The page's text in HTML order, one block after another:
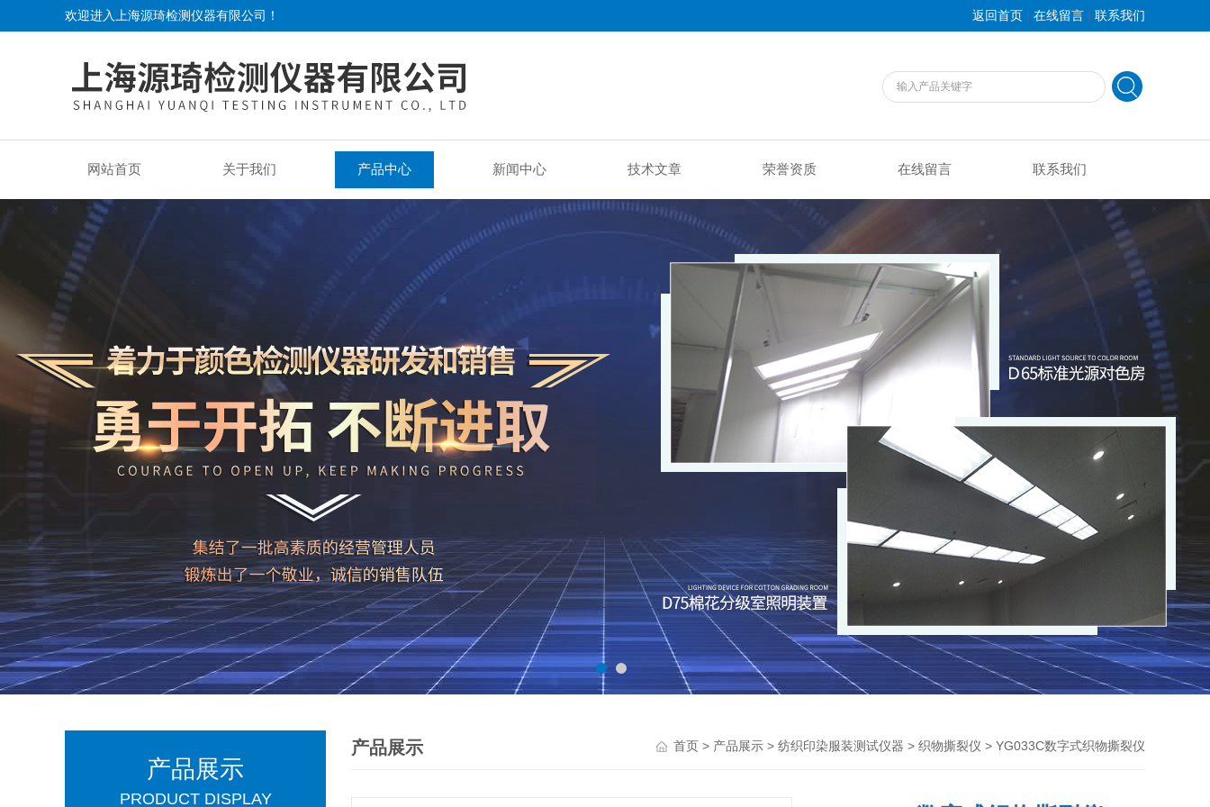
欢迎进入上海源琦检测仪器有限公司！ 返回首页 | 在线留言 | 联系我们
网站首页 关于我们 产品中心 新闻中心 技术文章 荣誉资质 在线留言 联系我们
产品展示
PRODUCT DISPLAY
产品展示 首页 > 产品展示 > 纺织印染服装测试仪器 > 织物撕裂仪 > YG033C数字式织物撕裂仪